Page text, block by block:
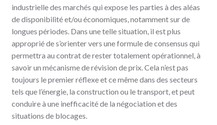
industrielle des marchés qui expose les parties à des aléas
de disponibilité et/ou économiques, notamment sur de
longues périodes. Dans une telle situation, il est plus
approprié de s’orienter vers une formule de consensus qui
permettra au contrat de rester totalement opérationnel, à
savoir un mécanisme de révision de prix. Cela n’est pas
toujours le premier réflexe et ce même dans des secteurs
tels que l’énergie, la construction ou le transport, et peut
conduire à une inefficacité de la négociation et des
situations de blocages.